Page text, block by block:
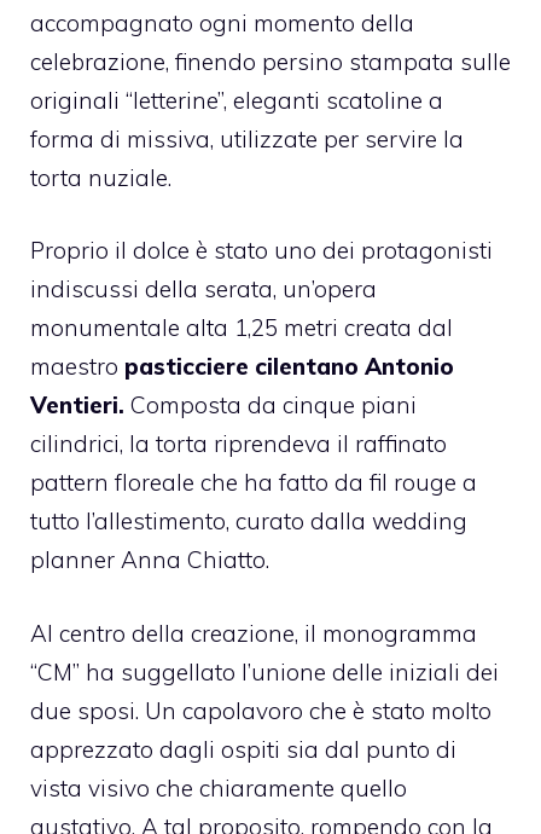
accompagnato ogni momento della
celebrazione, finendo persino stampata sulle
originali “letterine”, eleganti scatoline a
forma di missiva, utilizzate per servire la
torta nuziale.
Proprio il dolce è stato uno dei protagonisti
indiscussi della serata, un’opera
monumentale alta 1,25 metri creata dal
maestro pasticciere cilentano Antonio
Ventieri. Composta da cinque piani
cilindrici, la torta riprendeva il raffinato
pattern floreale che ha fatto da fil rouge a
tutto l’allestimento, curato dalla wedding
planner Anna Chiatto.
Al centro della creazione, il monogramma
“CM” ha suggellato l’unione delle iniziali dei
due sposi. Un capolavoro che è stato molto
apprezzato dagli ospiti sia dal punto di
vista visivo che chiaramente quello
gustativo. A tal proposito, rompendo con la